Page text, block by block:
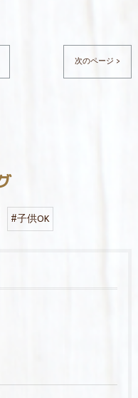
次のページ >
#子供OK